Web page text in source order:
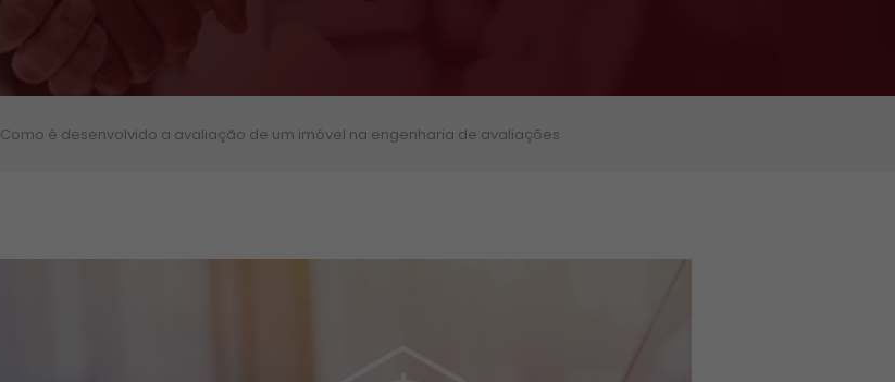
Como é desenvolvido a avaliação de um imóvel na engenharia de avaliações